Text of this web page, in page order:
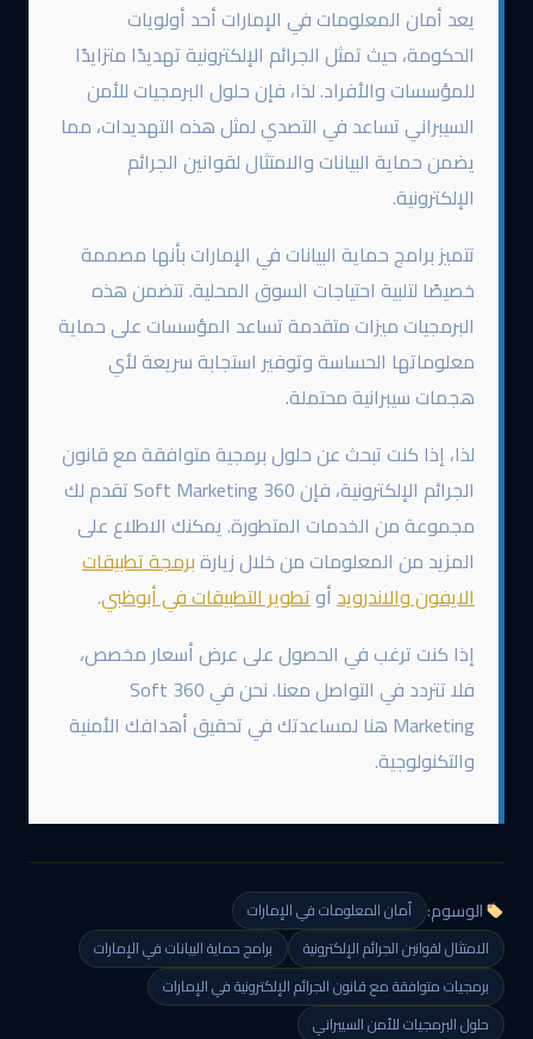
يعد أمان المعلومات في الإمارات أحد أولويات
الحكومة، حيث تمثل الجرائم الإلكترونية تهديدًا متزايدًا
للمؤسسات والأفراد. لذا، فإن حلول البرمجيات للأمن
السيبراني تساعد في التصدي لمثل هذه التهديدات، مما
يضمن حماية البيانات والامتثال لقوانين الجرائم
الإلكترونية.
تتميز برامج حماية البيانات في الإمارات بأنها مصممة
خصيصًا لتلبية احتياجات السوق المحلية. تتضمن هذه
البرمجيات ميزات متقدمة تساعد المؤسسات على حماية
معلوماتها الحساسة وتوفير استجابة سريعة لأي
هجمات سيبرانية محتملة.
لذا، إذا كنت تبحث عن حلول برمجية متوافقة مع قانون
الجرائم الإلكترونية، فإن 360 Soft Marketing تقدم لك
مجموعة من الخدمات المتطورة. يمكنك الاطلاع على
المزيد من المعلومات من خلال زيارةبرمجة تطبيقات
الايفون والاندرويدأوتطوير التطبيقات في أبوظبي.
إذا كنت ترغب في الحصول على عرض أسعار مخصص،
فلا تتردد في التواصل معنا. نحن في 360 Soft
Marketing هنا لمساعدتك في تحقيق أهدافك الأمنية
والتكنولوجية.
الوسوم: أمان المعلومات في الإمارات
الامتثال لقوانين الجرائم الإلكترونية
برامج حماية البيانات في الإمارات
برمجيات متوافقة مع قانون الجرائم الإلكترونية في الإمارات
حلول البرمجيات للأمن السيبراني